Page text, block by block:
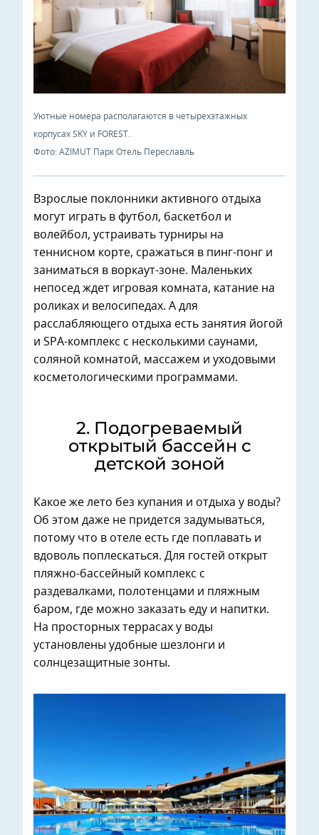
Уютные номера располагаются в четырехэтажных
корпусах SKY и FOREST.
Фото: AZIMUT Парк Отель Переславль
Взрослые поклонники активного отдыха
могут играть в футбол, баскетбол и
волейбол, устраивать турниры на
теннисном корте, сражаться в пинг-понг и
заниматься в воркаут-зоне. Маленьких
непосед ждет игровая комната, катание на
роликах и велосипедах. А для
расслабляющего отдыха есть занятия йогой
и SPA-комплекс с несколькими саунами,
соляной комнатой, массажем и уходовыми
косметологическими программами.
2. ⁠Подогреваемый
открытый бассейн с
детской зоной
Какое же лето без купания и отдыха у воды?
Об этом даже не придется задумываться,
потому что в отеле есть где поплавать и
вдоволь поплескаться. Для гостей открыт
пляжно-бассейный комплекс с
раздевалками, полотенцами и пляжным
баром, где можно заказать еду и напитки.
На просторных террасах у воды
установлены удобные шезлонги и
солнцезащитные зонты.